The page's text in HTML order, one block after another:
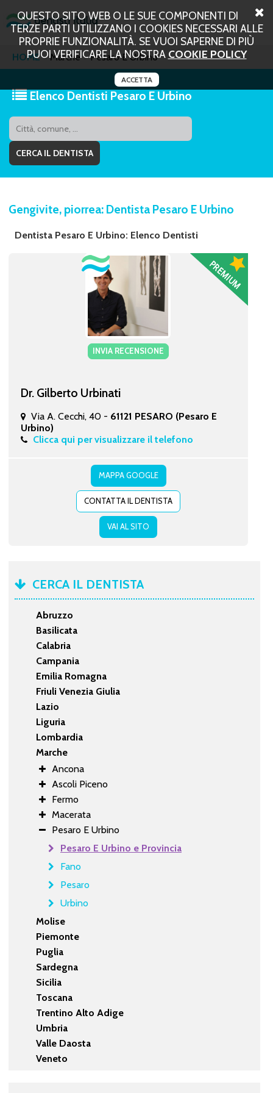
QUESTO SITO WEB O LE SUE COMPONENTI DI
TERZE PARTI UTILIZZANO I COOKIES NECESSARI ALLE
PROPRIE FUNZIONALITÀ. SE VUOI SAPERNE DI PIÙ
PUOI VERIFICARE LA NOSTRA COOKIE POLICY
ACCETTA
HOME Marche Pesaro E Urbino
Elenco Dentisti Pesaro E Urbino
Gengivite, piorrea: Dentista Pesaro E Urbino
Dentista Pesaro E Urbino: Elenco Dentisti
INVIA RECENSIONE
Dr. Gilberto Urbinati
Via A. Cecchi, 40 - 61121 PESARO (Pesaro E
Urbino)
Clicca qui per visualizzare il telefono
MAPPA GOOGLE
CONTATTA IL DENTISTA
VAI AL SITO
CERCA IL DENTISTA
Abruzzo
Basilicata
Calabria
Campania
Emilia Romagna
Friuli Venezia Giulia
Lazio
Liguria
Lombardia
Marche
Ancona
Ascoli Piceno
Fermo
Macerata
Pesaro E Urbino
Pesaro E Urbino e Provincia
Fano
Pesaro
Urbino
Molise
Piemonte
Puglia
Sardegna
Sicilia
Toscana
Trentino Alto Adige
Umbria
Valle Daosta
Veneto